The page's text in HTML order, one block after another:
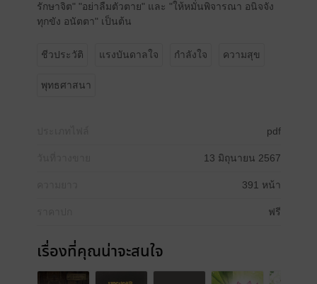
รักษาจิต" "อย่าลืมตัวตาย" และ "ให้หมั่นพิจารณา อนิจจัง
ทุกขัง อนัตตา" เป็นต้น
ชีวประวัติ แรงบันดาลใจ กำลังใจ ความสุข
พุทธศาสนา
pdf
13 มิถุนายน 2567
391 หน้า
ฟรี
เรื่องที่คุณน่าจะสนใจ